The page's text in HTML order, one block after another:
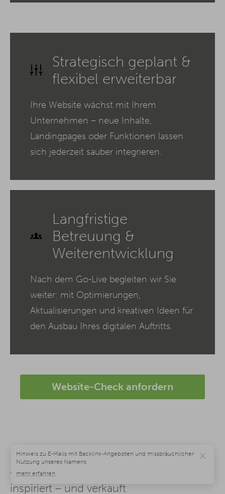
Strategisch geplant &
flexibel erweiterbar
Ihre Website wächst mit Ihrem
Unternehmen – neue Inhalte,
Landingpages oder Funktionen lassen
sich jederzeit sauber integrieren.
Langfristige
Betreuung &
Weiterentwicklung
Nach dem Go-Live begleiten wir Sie
weiter: mit Optimierungen,
Aktualisierungen und kreativen Ideen für
den Ausbau Ihres digitalen Auftritts.
Website-Check anfordern
Webdesign Agentur Mainz: Design, das
inspiriert – und verkauft
×